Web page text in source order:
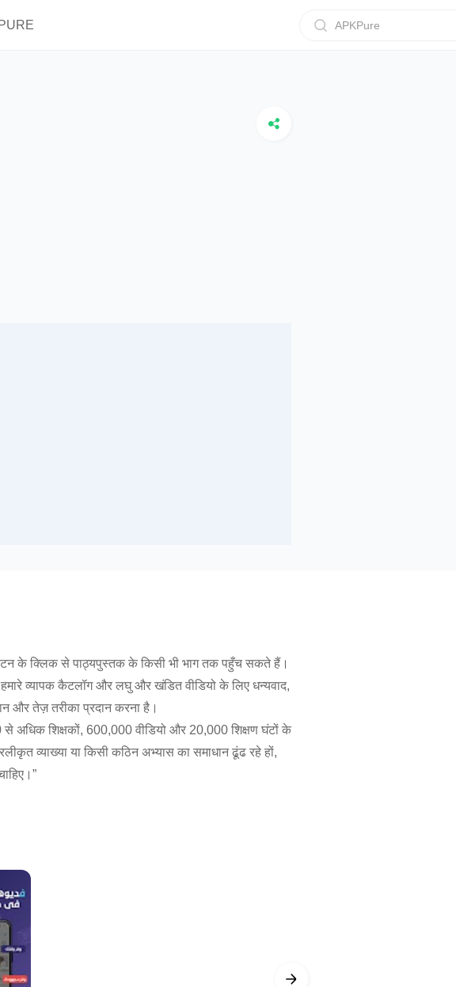
APKPure
के क्लिक से पाठ्यपुस्तक के किसी भी भाग तक पहुँच सकते हैं।
व्यापक कैटलॉग और लघु और खंडित वीडियो के लिए धन्यवाद,
और तेज़ तरीका प्रदान करना है।
से अधिक शिक्षकों, 600,000 वीडियो और 20,000 शिक्षण घंटों के
व्याख्या या किसी कठिन अभ्यास का समाधान ढूंढ रहे हों,